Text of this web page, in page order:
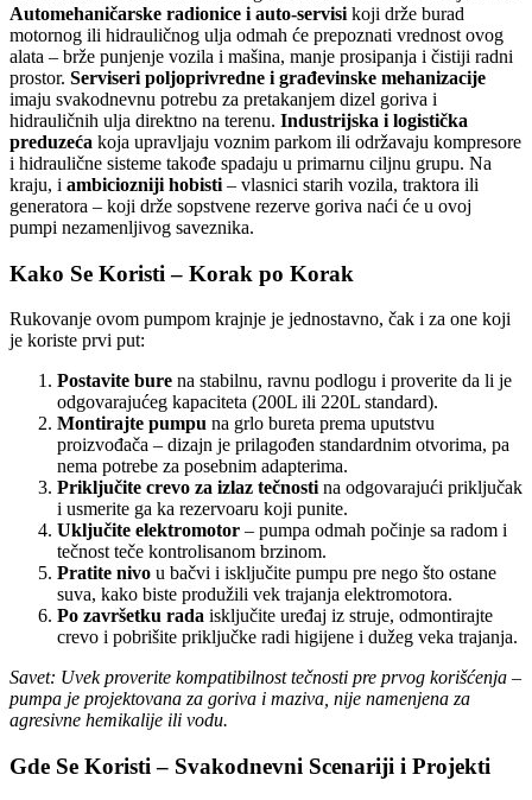
Automehaničarske radionice i auto-servisi koji drže burad
motornog ili hidrauličnog ulja odmah će prepoznati vrednost ovog
alata – brže punjenje vozila i mašina, manje prosipanja i čistiji radni
prostor. Serviseri poljoprivredne i građevinske mehanizacije
imaju svakodnevnu potrebu za pretakanjem dizel goriva i
hidrauličnih ulja direktno na terenu. Industrijska i logistička
preduzeća koja upravljaju voznim parkom ili održavaju kompresore
i hidraulične sisteme takođe spadaju u primarnu ciljnu grupu. Na
kraju, i ambiciozniji hobisti – vlasnici starih vozila, traktora ili
generatora – koji drže sopstvene rezerve goriva naći će u ovoj
pumpi nezamenljivog saveznika.
Kako Se Koristi – Korak po Korak
Rukovanje ovom pumpom krajnje je jednostavno, čak i za one koji
je koriste prvi put:
Postavite bure na stabilnu, ravnu podlogu i proverite da li je
odgovarajućeg kapaciteta (200L ili 220L standard).
Montirajte pumpu na grlo bureta prema uputstvu
proizvođača – dizajn je prilagođen standardnim otvorima, pa
nema potrebe za posebnim adapterima.
Priključite crevo za izlaz tečnostina odgovarajući priključak
i usmerite ga ka rezervoaru koji punite.
Uključite elektromotor – pumpa odmah počinje sa radom i
tečnost teče kontrolisanom brzinom.
Pratite nivo u bačvi i isključite pumpu pre nego što ostane
suva, kako biste produžili vek trajanja elektromotora.
Po završetku rada isključite uređaj iz struje, odmontirajte
crevo i pobrišite priključke radi higijene i dužeg veka trajanja.
Savet: Uvek proverite kompatibilnost tečnosti pre prvog korišćenja –
pumpa je projektovana za goriva i maziva, nije namenjena za
agresivne hemikalije ili vodu.
Gde Se Koristi – Svakodnevni Scenariji i Projekti